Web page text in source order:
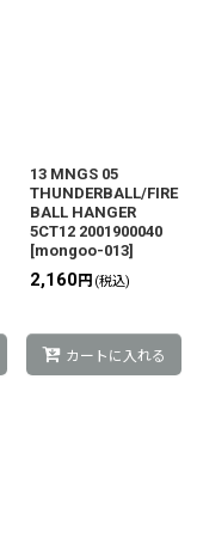
13 MNGS 05
THUNDERBALL/FIRE
BALL HANGER
5CT12 2001900040
[mongoo-013]
2,160円 (税込)
カートに入れる